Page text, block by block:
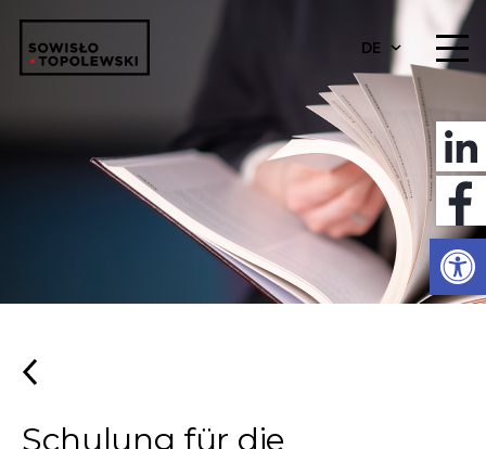
DE
Schulung für die